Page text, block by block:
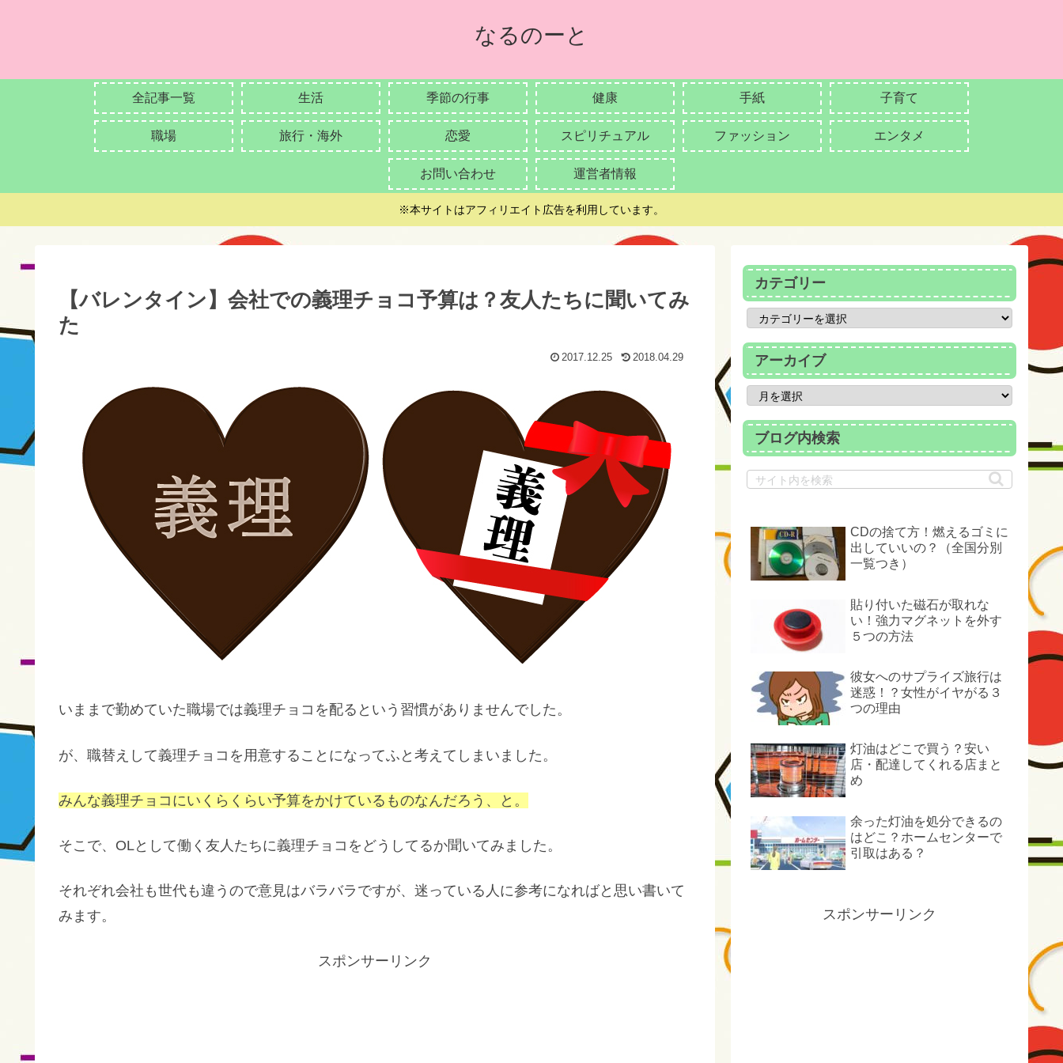
なるのーと
全記事一覧 生活 季節の行事 健康 手紙 子育て
職場 旅行・海外 恋愛 スピリチュアル ファッション エンタメ
お問い合わせ 運営者情報
※本サイトはアフィリエイト広告を利用しています。
【バレンタイン】会社での義理チョコ予算は？友人たちに聞いてみ
た
2017.12.25 2018.04.29
いままで勤めていた職場では義理チョコを配るという習慣がありませんでした。
が、職替えして義理チョコを用意することになってふと考えてしまいました。
みんな義理チョコにいくらくらい予算をかけているものなんだろう、と。
そこで、OLとして働く友人たちに義理チョコをどうしてるか聞いてみました。
それぞれ会社も世代も違うので意見はバラバラですが、迷っている人に参考になればと思い書いて
みます。
スポンサーリンク
カテゴリー
アーカイブ
ブログ内検索
CDの捨て方！燃えるゴミに
出していいの？（全国分別
一覧つき）
貼り付いた磁石が取れな
い！強力マグネットを外す
５つの方法
彼女へのサプライズ旅行は
迷惑！？女性がイヤがる３
つの理由
灯油はどこで買う？安い
店・配達してくれる店まと
め
余った灯油を処分できるの
はどこ？ホームセンターで
引取はある？
スポンサーリンク